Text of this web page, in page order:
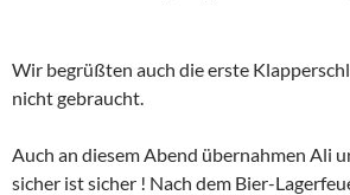
Wir begrüßten auch die erste
nicht gebraucht.
Auch an diesem Abend übernahmen Ali
sicher ist sicher ! Nach dem Bier-